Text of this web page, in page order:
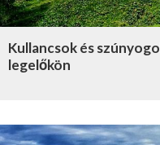
Kullancsok és
legelőkön